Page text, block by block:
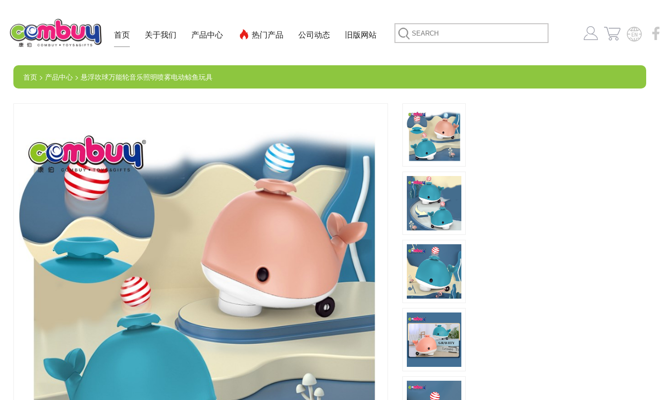
首页 关于我们 产品中心 热门产品 公司动态 旧版网站
首页 > 产品中心 > 悬浮吹球万能轮音乐照明喷雾电动鲸鱼玩具